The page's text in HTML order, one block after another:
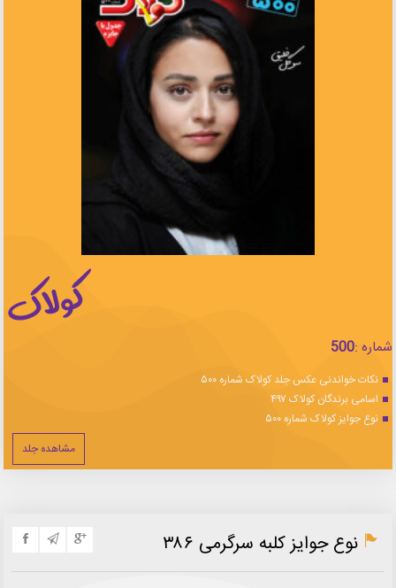
شماره :500
نکات خواندنی عکس جلد کولاک شماره ۵۰۰
اسامی برندگان کولاک ۴۹۷
نوع جوایز کولاک شماره ۵۰۰
مشاهده جلد
نوع جوایز کلبه سرگرمی ۳۸۶